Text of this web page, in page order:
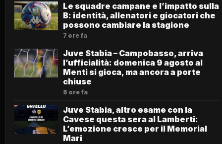
Le squadre campane e l’impatto sulla
B: identità, allenatori e giocatori che
possono cambiare la stagione
7 ore fa
Juve Stabia – Campobasso, arriva
l’ufficialità: domenica 9 agosto al
Menti si gioca, ma ancora a porte
chiuse
8 ore fa
Juve Stabia, altro esame con la
Cavese questa sera al Lamberti:
L’emozione cresce per il Memorial
Mari